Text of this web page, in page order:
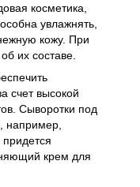
косметика,
увлажнять,
кожу. При
их составе.
счет высокой
Сыворотки под
например,
крем для